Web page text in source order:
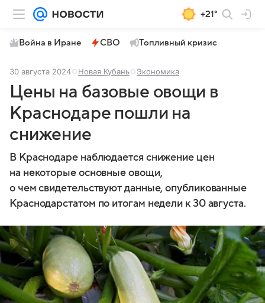
+21°
Война в Иране СВО Топливный кризис
30 августа 2024 Новая Кубань Экономика
Цены на базовые овощи в
Краснодаре пошли на
снижение
В Краснодаре наблюдается снижение цен
на некоторые основные овощи,
о чем свидетельствуют данные, опубликованные
Краснодарстатом по итогам недели к 30 августа.